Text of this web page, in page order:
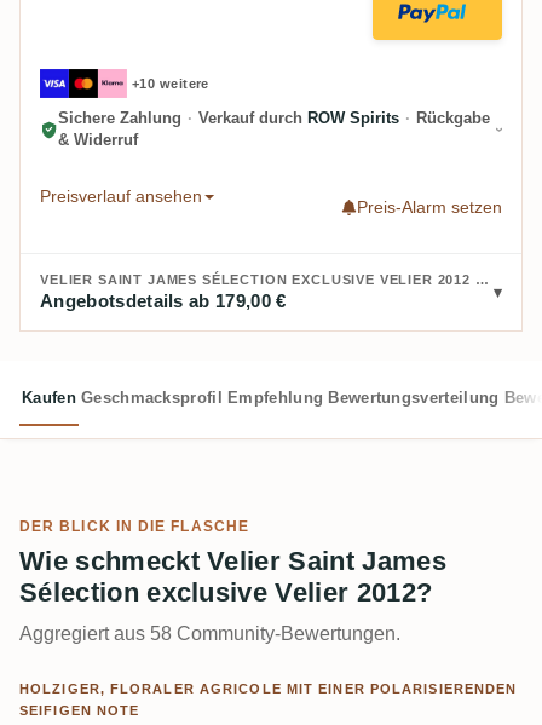
+10 weitere
Sichere Zahlung · Verkauf durch ROW Spirits · Rückgabe
& Widerruf
Preisverlauf ansehen
Preis-Alarm setzen
VELIER SAINT JAMES SÉLECTION EXCLUSIVE VELIER 2012 KAUFEN:
Angebotsdetails ab 179,00 €
Kaufen Geschmacksprofil Empfehlung Bewertungsverteilung
DER BLICK IN DIE FLASCHE
Wie schmeckt Velier Saint James
Sélection exclusive Velier 2012?
Aggregiert aus 58 Community-Bewertungen.
HOLZIGER, FLORALER AGRICOLE MIT EINER POLARISIERENDEN
SEIFIGEN NOTE